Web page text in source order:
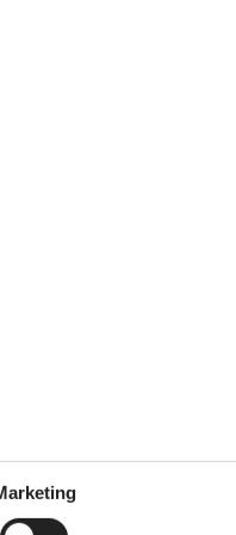
Inkl. Endreinigung und
Die Unterkunft
ist ideal: Nur 250 Meter